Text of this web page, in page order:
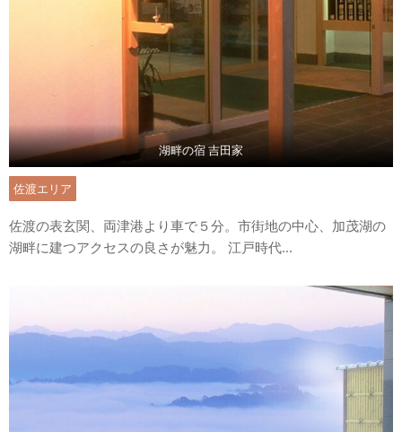
湖畔の宿 吉田家
佐渡エリア
佐渡の表玄関、両津港より車で５分。市街地の中心、加茂湖の
湖畔に建つアクセスの良さが魅力。 江戸時代...